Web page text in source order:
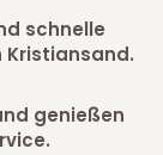
schnelle
Kristiansand.
genießen